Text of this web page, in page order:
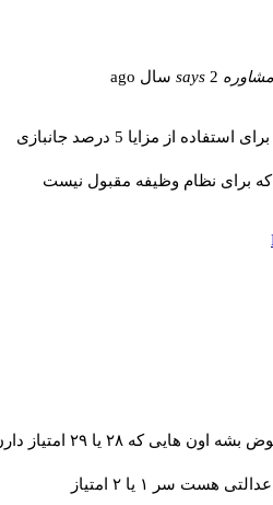
says 2 سال ago
ارگان برای استفاده از مزایا 5 درصد جانبازی
نظام وظیفه مقبول نیست
سلام قرار نیست قانون عوض بشه اون هایی که ۲۸ یا ۲۹ امتیاز دارن
۱ یا ۲ امتیاز